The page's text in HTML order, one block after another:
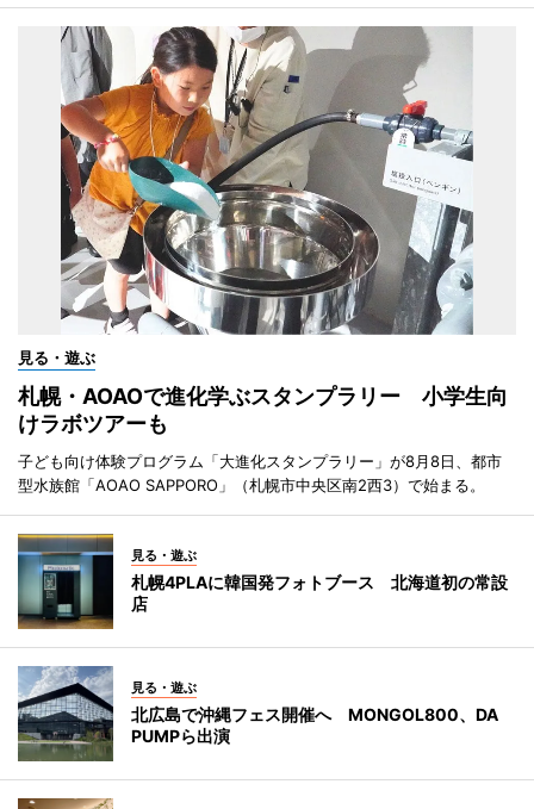
見る・遊ぶ
札幌・AOAOで進化学ぶスタンプラリー 小学生向
けラボツアーも
子ども向け体験プログラム「大進化スタンプラリー」が8月8日、都市
型水族館「AOAO SAPPORO」（札幌市中央区南2西3）で始まる。
見る・遊ぶ
札幌4PLAに韓国発フォトブース 北海道初の常設
店
見る・遊ぶ
北広島で沖縄フェス開催へ MONGOL800、DA
PUMPら出演